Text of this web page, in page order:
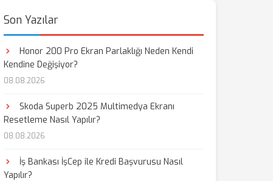
Son Yazılar
Honor 200 Pro Ekran Parlaklığı Neden Kendi
Kendine Değişiyor?
08.08.2026
Skoda Superb 2025 Multimedya Ekranı
Resetleme Nasıl Yapılır?
08.08.2026
İş Bankası İşCep ile Kredi Başvurusu Nasıl
Yapılır?